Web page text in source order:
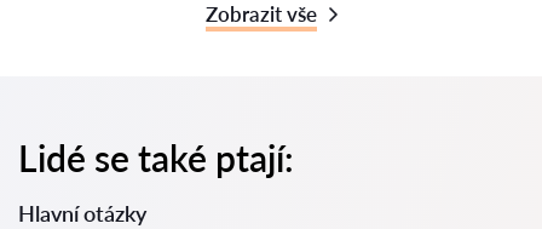
Zobrazit vše
Lidé se také ptají:
Hlavní otázky